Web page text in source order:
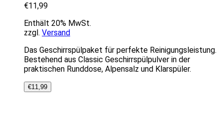
€11,99
Enthält 20% MwSt.
zzgl. Versand
Das Geschirrspülpaket für perfekte Reinigungsleistung.
Bestehend aus Classic Geschirrspülpulver in der
praktischen Runddose, Alpensalz und Klarspüler.
€11,99